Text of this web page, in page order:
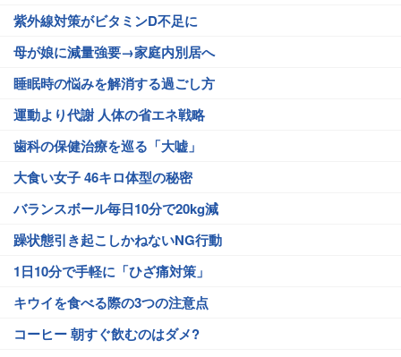
紫外線対策がビタミンD不足に
母が娘に減量強要→家庭内別居へ
睡眠時の悩みを解消する過ごし方
運動より代謝 人体の省エネ戦略
歯科の保健治療を巡る「大嘘」
大食い女子 46キロ体型の秘密
バランスボール毎日10分で20kg減
躁状態引き起こしかねないNG行動
1日10分で手軽に「ひざ痛対策」
キウイを食べる際の3つの注意点
コーヒー 朝すぐ飲むのはダメ?